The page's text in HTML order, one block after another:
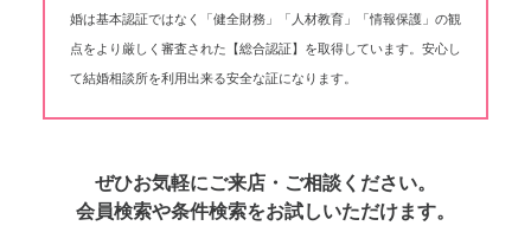
婚は基本認証ではなく「健全財務」「人材教育」「情報保護」の観
点をより厳しく審査された【総合認証】を取得しています。安心し
て結婚相談所を利用出来る安全な証になります。
ぜひお気軽にご来店・ご相談ください。
会員検索や条件検索をお試しいただけます。